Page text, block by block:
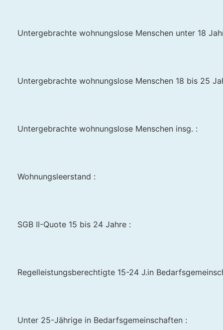
Untergebrachte wohnungslose Menschen unter 18
Untergebrachte wohnungslose Menschen 18 bis 25
Untergebrachte wohnungslose Menschen insg. :
Wohnungsleerstand :
SGB II-Quote 15 bis 24 Jahre :
Regelleistungsberechtigte 15-24 J.in
Unter 25-Jährige in Bedarfsgemeinschaften :